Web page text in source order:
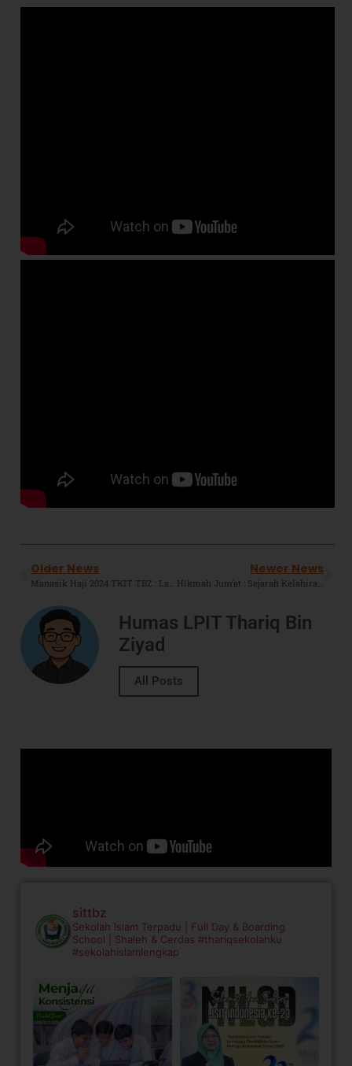
Older News Newer News
Humas LPIT Thariq Bin
Ziyad
All Posts
sittbz
Sekolah Islam Terpadu | Full Day & Boarding
School | Shaleh & Cerdas #thariqsekolahku
#sekolahislamlengkap